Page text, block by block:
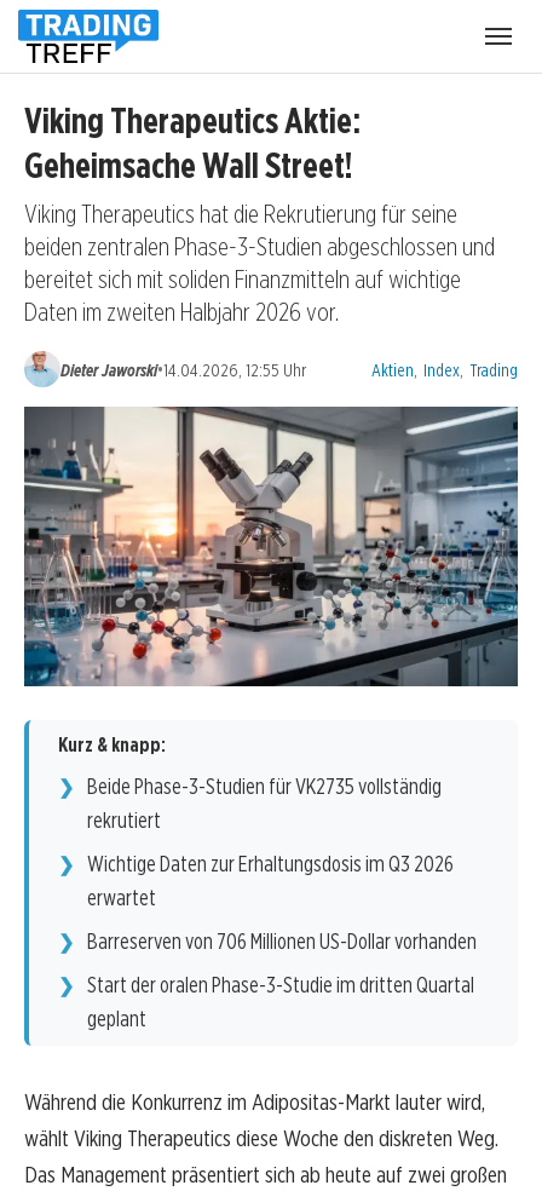
Viking Therapeutics Aktie:
Geheimsache Wall Street!
Viking Therapeutics hat die Rekrutierung für seine
beiden zentralen Phase-3-Studien abgeschlossen und
bereitet sich mit soliden Finanzmitteln auf wichtige
Daten im zweiten Halbjahr 2026 vor.
Dieter Jaworski•14.04.2026, 12:55 Uhr Kategorien:
Aktien Index Trading
Kurz & knapp:
Beide Phase-3-Studien für VK2735 vollständig
rekrutiert
Wichtige Daten zur Erhaltungsdosis im Q3 2026
erwartet
Barreserven von 706 Millionen US-Dollar vorhanden
Start der oralen Phase-3-Studie im dritten Quartal
geplant
Während die Konkurrenz im Adipositas-Markt lauter wird,
wählt Viking Therapeutics diese Woche den diskreten Weg.
Das Management präsentiert sich ab heute auf zwei großen